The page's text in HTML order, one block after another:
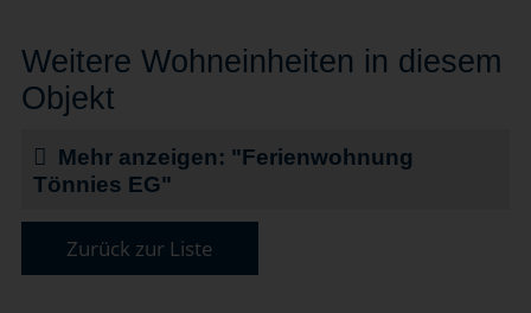
Weitere Wohneinheiten in diesem
Objekt
Mehr anzeigen: "Ferienwohnung
Tönnies EG"
Zurück zur Liste